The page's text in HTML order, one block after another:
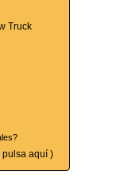
Truck
pulsa aquí )